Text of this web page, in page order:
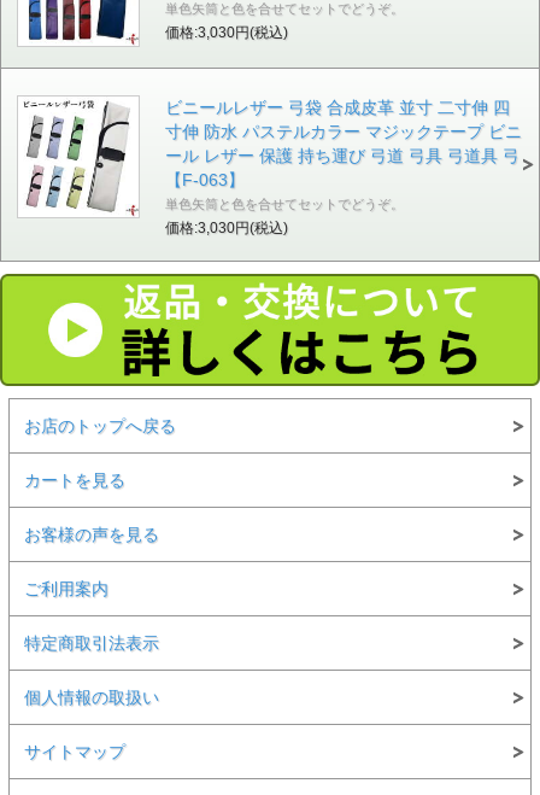
単色矢筒と色を合せてセットでどうぞ。
価格:3,030円(税込)
ビニールレザー 弓袋 合成皮革 並寸 二寸伸 四
寸伸 防水 パステルカラー マジックテープ ビニ
ール レザー 保護 持ち運び 弓道 弓具 弓道具 弓
【F-063】
単色矢筒と色を合せてセットでどうぞ。
価格:3,030円(税込)
お店のトップへ戻る
カートを見る
お客様の声を見る
ご利用案内
特定商取引法表示
個人情報の取扱い
サイトマップ